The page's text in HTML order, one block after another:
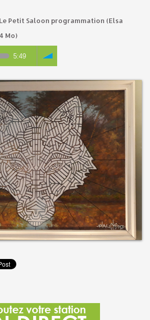
Le Petit Saloon programmation (Elsa
Mo)
5:49